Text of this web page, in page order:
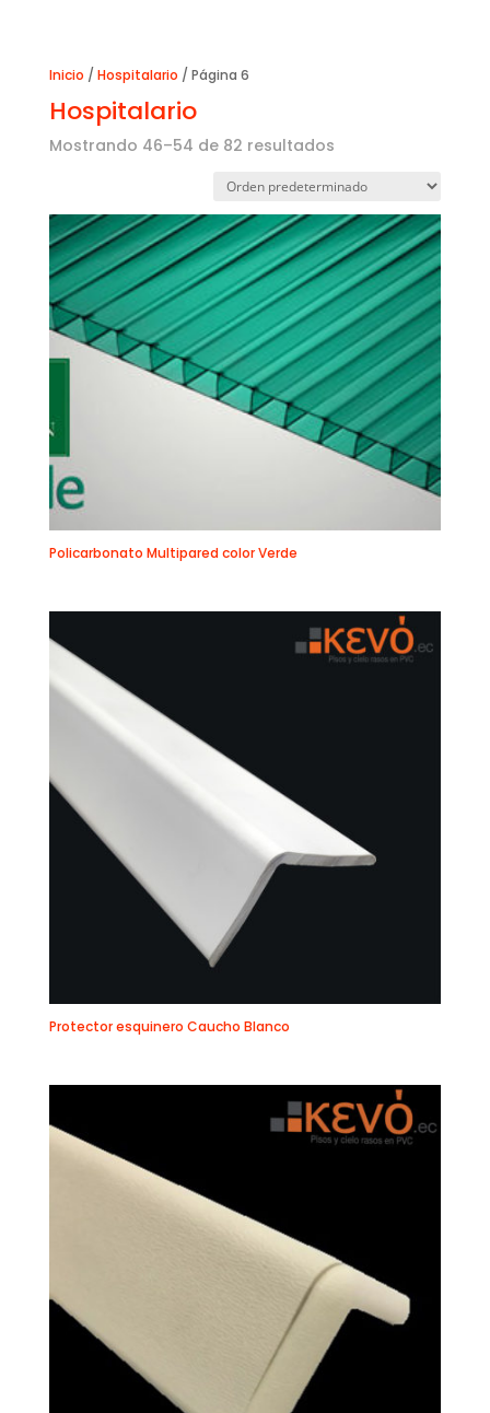
Inicio / Hospitalario / Página 6
Hospitalario
Mostrando 46–54 de 82 resultados
Policarbonato Multipared color Verde
Protector esquinero Caucho Blanco